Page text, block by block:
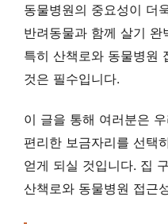
동물병원의 중요성이 더
반려동물과 함께 살기
특히 산책로와 동물병원
것은 필수입니다.
이 글을 통해 여러분은
편리한 보금자리를 선택
얻게 되실 것입니다. 집
산책로와 동물병원 접근